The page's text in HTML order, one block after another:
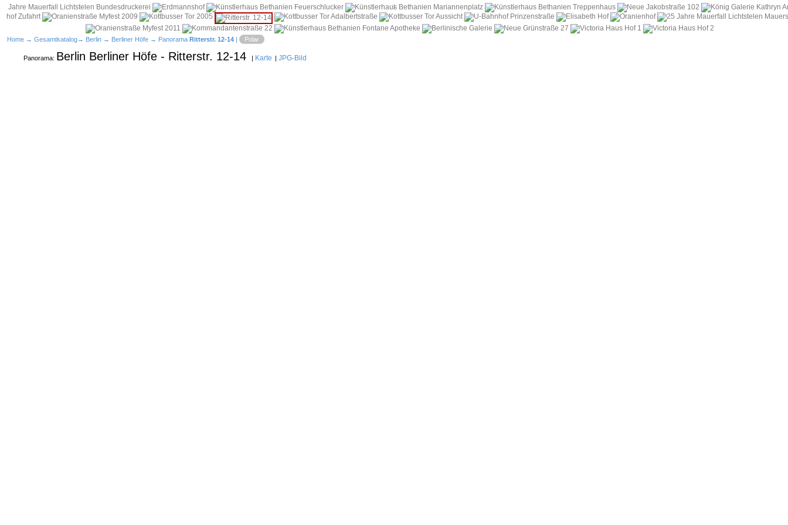
Home → Gesamtkatalog→ Berlin → Berliner Höfe → Panorama Ritterstr. 12-14 | Polar
Panorama: Berlin Berliner Höfe - Ritterstr. 12-14 | Karte | JPG-Bild
i